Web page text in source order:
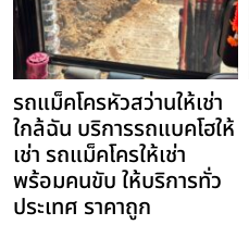
รถแม็คโครหัวสว่านให้เช่า
ใกล้ฉัน บริการรถแบคโฮให้
เช่า รถแม็คโครให้เช่า
พร้อมคนขับ ให้บริการทั่ว
ประเทศ ราคาถูก